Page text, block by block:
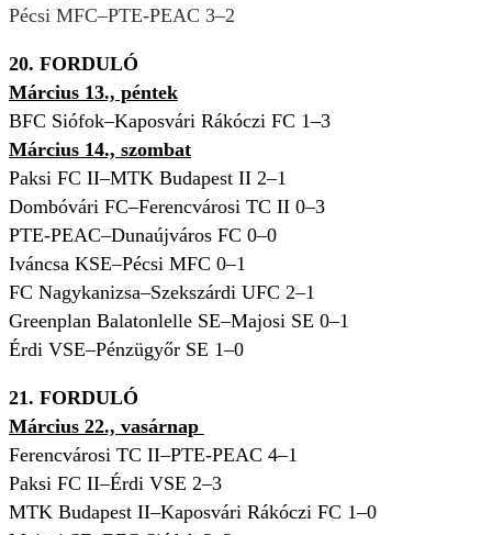
Pécsi MFC–PTE-PEAC 3–2
20. FORDULÓ
Március 13., péntek
BFC Siófok–Kaposvári Rákóczi FC 1–3
Március 14., szombat
Paksi FC II–MTK Budapest II 2–1
Dombóvári FC–Ferencvárosi TC II 0–3
PTE-PEAC–Dunaújváros FC 0–0
Iváncsa KSE–Pécsi MFC 0–1
FC Nagykanizsa–Szekszárdi UFC 2–1
Greenplan Balatonlelle SE–Majosi SE 0–1
Érdi VSE–Pénzügyőr SE 1–0
21. FORDULÓ
Március 22., vasárnap
Ferencvárosi TC II–PTE-PEAC 4–1
Paksi FC II–Érdi VSE 2–3
MTK Budapest II–Kaposvári Rákóczi FC 1–0